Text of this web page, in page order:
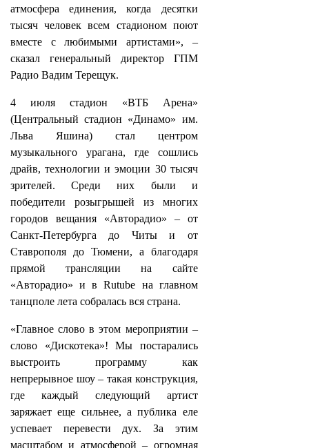
атмосфера единения, когда десятки
тысяч человек всем стадионом поют
вместе с любимыми артистами», –
сказал генеральный директор ГПМ
Радио Вадим Терещук.
4 июля стадион «ВТБ Арена»
(Центральный стадион «Динамо» им.
Льва Яшина) стал центром
музыкального урагана, где сошлись
драйв, технологии и эмоции 30 тысяч
зрителей. Среди них были и
победители розыгрышей из многих
городов вещания «Авторадио» – от
Санкт‑Петербурга до Читы и от
Ставрополя до Тюмени, а благодаря
прямой трансляции на сайте
«Авторадио» и в Rutube на главном
танцполе лета собралась вся страна.
«Главное слово в этом мероприятии –
слово «Дискотека»! Мы постарались
выстроить программу как
непрерывное шоу – такая конструкция,
где каждый следующий артист
заряжает еще сильнее, а публика еле
успевает перевести дух. За этим
масштабом и атмосферой – огромная